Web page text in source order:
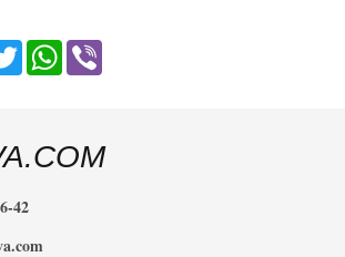
TwitterWhatsApp
42